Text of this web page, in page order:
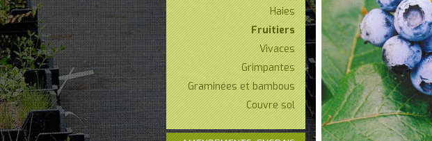
Haies
Fruitiers
Vivaces
Grimpantes
Graminées et bambous
Couvre sol